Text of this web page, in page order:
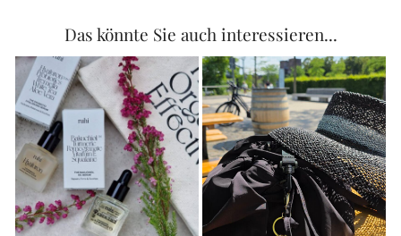
Das könnte Sie auch interessieren...